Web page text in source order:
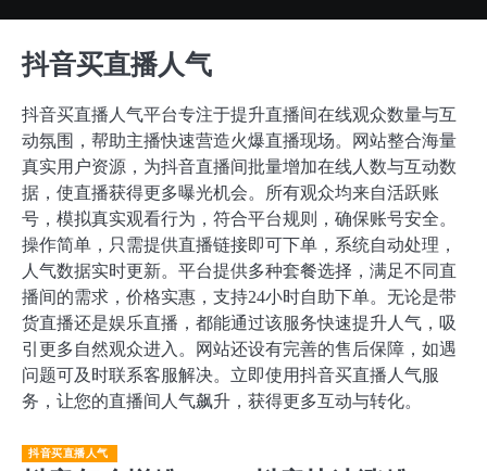
抖音买直播人气
抖音买直播人气平台专注于提升直播间在线观众数量与互
动氛围，帮助主播快速营造火爆直播现场。网站整合海量
真实用户资源，为抖音直播间批量增加在线人数与互动数
据，使直播获得更多曝光机会。所有观众均来自活跃账
号，模拟真实观看行为，符合平台规则，确保账号安全。
操作简单，只需提供直播链接即可下单，系统自动处理，
人气数据实时更新。平台提供多种套餐选择，满足不同直
播间的需求，价格实惠，支持24小时自助下单。无论是带
货直播还是娱乐直播，都能通过该服务快速提升人气，吸
引更多自然观众进入。网站还设有完善的售后保障，如遇
问题可及时联系客服解决。立即使用抖音买直播人气服
务，让您的直播间人气飙升，获得更多互动与转化。
抖音买直播人气